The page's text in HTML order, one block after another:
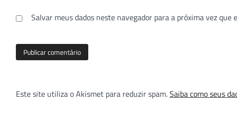
Salvar meus dados neste navegador para a próxima vez que
Este site utiliza o Akismet para reduzir spam.Saiba como seus